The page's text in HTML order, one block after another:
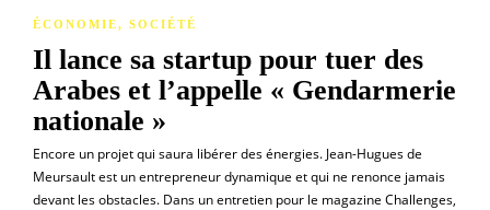
ÉCONOMIE, SOCIÉTÉ
Il lance sa startup pour tuer des
Arabes et l’appelle « Gendarmerie
nationale »
Encore un projet qui saura libérer des énergies. Jean-Hugues de
Meursault est un entrepreneur dynamique et qui ne renonce jamais
devant les obstacles. Dans un entretien pour le magazine Challenges,